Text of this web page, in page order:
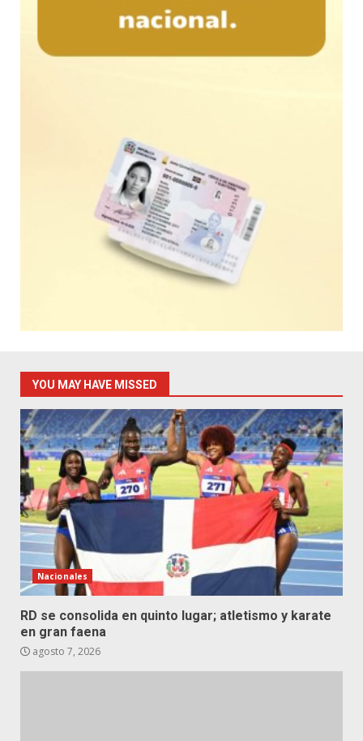
YOU MAY HAVE MISSED
Nacionales
RD se consolida en quinto lugar; atletismo y karate
en gran faena
agosto 7, 2026